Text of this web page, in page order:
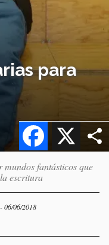
para
X
Facebook
mundos fantásticos que
escritura
- 06/06/2018